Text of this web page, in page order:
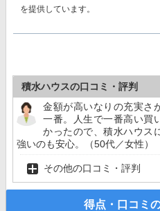
を提供しています。
積水ハウスの口コミ・評判
金額が高いなりの充実さ
一番。人生で一番高い買
かったので、積水ハウス
強いのも安心。（50代／女性）
その他の口コミ・評判
得点・口コミ